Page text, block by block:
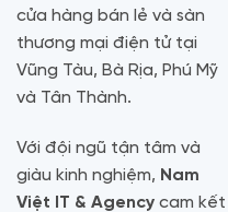
cửa hàng bán lẻ và sàn
thương mại điện tử tại
Vũng Tàu, Bà Rịa, Phú Mỹ
và Tân Thành.
Với đội ngũ tận tâm và
giàu kinh nghiệm, Nam
Việt IT & Agency cam kết